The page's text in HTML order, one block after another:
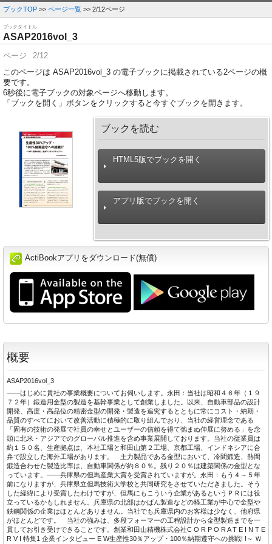
ブックTOP >> ページ一覧 >> 2/12ページ
ブックタイトル
ASAP2016vol_3
ページ
2/12
このページは ASAP2016vol_3 の電子ブックに掲載されている2ページの概
要です。
6秒後に電子ブックの対象ページへ移動します。
「ブックを開く」ボタンをクリックすると今すぐブックを開きます。
ブックを読む
HTML5版でブックを開く
アプリ版でブックを開く
ActiBookアプリをダウンロード(無償)
概要
ASAP2016vol_3
――はじめに貴社の事業概要についてお伺いします。永田：当社は昭和４６年（１９
７２年）鍛造用金型の製造を基幹事業として創業しました。以来、自動車部品の設計
開発、高度・高品位の精密金型の開発・製造を追究するとともに常にコスト・納期・
品質のすべてにおいて改善活動に積極的に取り組んでおり、当社の経営理念である
「固有の技術の発展で社員の幸せとユーザーの信頼を得て弛まぬ伸展に努める」を念
頭に北米・アジアでのグローバル推進を含め事業展開しております。当社の従業員は
約１５０名、生産拠点は、本社工場と和田山第２工場、京都工場、インドネシアに合
弁で設立した海外工場があります。 主力製品である金型において、冷間鍛造、熱間
鍛造合わせた製造比率は、自動車関係が約８０％。残り２０％は建築関係の金型とな
っています。――兵庫県の但馬産業大賞を受賞されていますが。永田：もう４～５年
前になりますが、兵庫県立但馬技術大学校と共同研究をさせていただきました。そう
した経緯により受賞したわけですが、但馬にもこういう企業があるというＰＲには役
立っているかもしれません。兵庫県の北部はかばん製造などの軽工業が中心で金型や
鉄鋼関係の企業はほとんどありません。当社でも兵庫県内のお客様は少なく、他府県
がほとんどです。 当社の強みは、多段フォーマーの工程設計から金型製造までを一
貫してお引き受けできることです。創業和田山精機株式会社C O R P O R A T E I N T E
R V I 特集1 企業インタビュー E W生産性30％アップ・100％納期遵守への挑戦! !～ Ｗ